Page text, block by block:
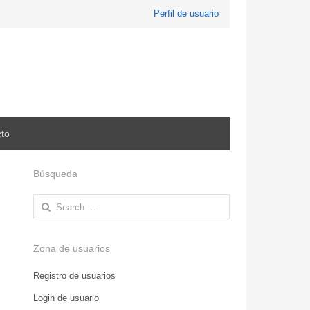
Perfil de usuario
Búsqueda
Search
for:
Zona de usuarios
Registro de usuarios
Login de usuario